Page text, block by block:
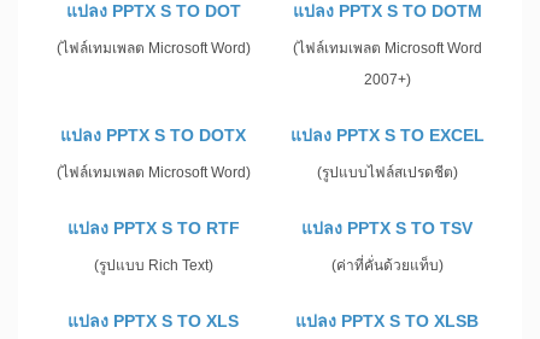
แปลง PPTX S TO DOT
(ไฟล์เทมเพลต Microsoft Word)
แปลง PPTX S TO DOTM
(ไฟล์เทมเพลต Microsoft Word
2007+)
แปลง PPTX S TO DOTX
(ไฟล์เทมเพลต Microsoft Word)
แปลง PPTX S TO EXCEL
(รูปแบบไฟล์สเปรดชีต)
แปลง PPTX S TO RTF
(รูปแบบ Rich Text)
แปลง PPTX S TO TSV
(ค่าที่คั่นด้วยแท็บ)
แปลง PPTX S TO XLS แปลง PPTX S TO XLSB